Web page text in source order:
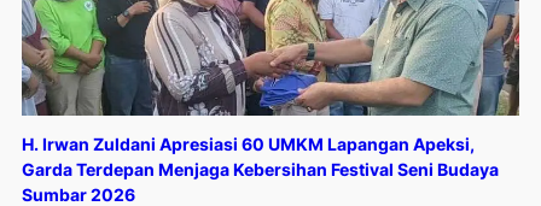
H. Irwan Zuldani Apresiasi 60 UMKM Lapangan Apeksi,
Garda Terdepan Menjaga Kebersihan Festival Seni Budaya
Sumbar 2026